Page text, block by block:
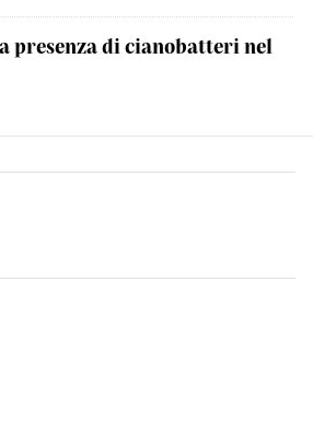
presenza di cianobatteri nel